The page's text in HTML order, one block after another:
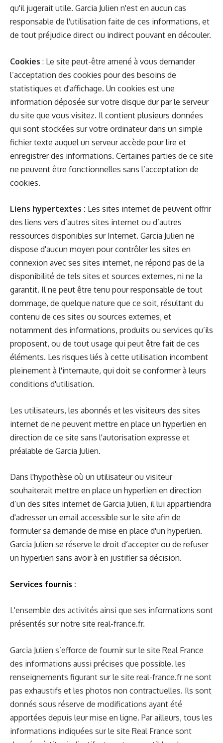
qu'il jugerait utile. Garcia Julien n'est en aucun cas
responsable de l'utilisation faite de ces informations, et
de tout préjudice direct ou indirect pouvant en découler.
Cookies : Le site peut-être amené à vous demander
l’acceptation des cookies pour des besoins de
statistiques et d'affichage. Un cookies est une
information déposée sur votre disque dur par le serveur
du site que vous visitez. Il contient plusieurs données
qui sont stockées sur votre ordinateur dans un simple
fichier texte auquel un serveur accède pour lire et
enregistrer des informations. Certaines parties de ce site
ne peuvent être fonctionnelles sans l’acceptation de
cookies.
Liens hypertextes : Les sites internet de peuvent offrir
des liens vers d’autres sites internet ou d’autres
ressources disponibles sur Internet. Garcia Julien ne
dispose d'aucun moyen pour contrôler les sites en
connexion avec ses sites internet, ne répond pas de la
disponibilité de tels sites et sources externes, ni ne la
garantit. Il ne peut être tenu pour responsable de tout
dommage, de quelque nature que ce soit, résultant du
contenu de ces sites ou sources externes, et
notamment des informations, produits ou services qu’ils
proposent, ou de tout usage qui peut être fait de ces
éléments. Les risques liés à cette utilisation incombent
pleinement à l'internaute, qui doit se conformer à leurs
conditions d'utilisation.
Les utilisateurs, les abonnés et les visiteurs des sites
internet de ne peuvent mettre en place un hyperlien en
direction de ce site sans l'autorisation expresse et
préalable de Garcia Julien.
Dans l'hypothèse où un utilisateur ou visiteur
souhaiterait mettre en place un hyperlien en direction
d’un des sites internet de Garcia Julien, il lui appartiendra
d'adresser un email accessible sur le site afin de
formuler sa demande de mise en place d'un hyperlien.
Garcia Julien se réserve le droit d’accepter ou de refuser
un hyperlien sans avoir à en justifier sa décision.
Services fournis :
L'ensemble des activités ainsi que ses informations sont
présentés sur notre site real-france.fr.
Garcia Julien s’efforce de fournir sur le site Real France
des informations aussi précises que possible. les
renseignements figurant sur le site real-france.frne sont
pas exhaustifs et les photos non contractuelles. Ils sont
donnés sous réserve de modifications ayant été
apportées depuis leur mise en ligne. Par ailleurs, tous les
informations indiquées sur le site Real France sont